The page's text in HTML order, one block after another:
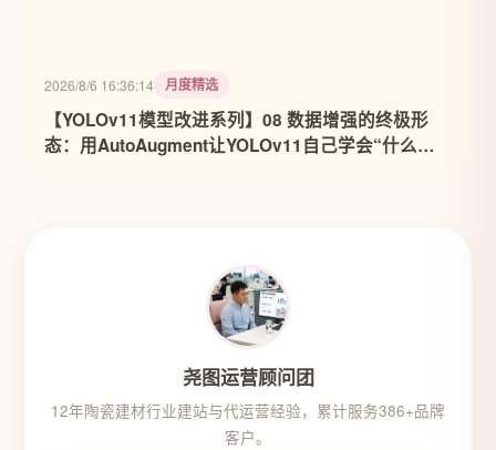
2026/8/6 16:36:14 月度精选
【YOLOv11模型改进系列】08 数据增强的终极形
态：用AutoAugment让YOLOv11自己学会“什么数
尧图运营顾问团
12年陶瓷建材行业建站与代运营经验，累计服务386+品牌
客户。